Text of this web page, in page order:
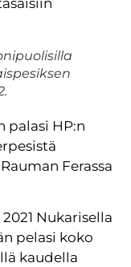
palasi HP:n
Ferassa
Nukarisella
pelasi koko
kaudella